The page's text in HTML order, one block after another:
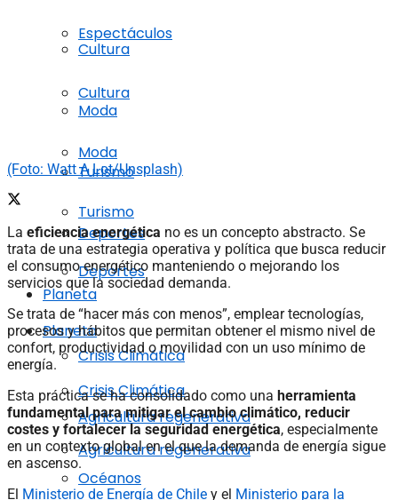
Cultura
Moda
Turismo
Deportes
Planeta
Crisis Climática
Agricultura regenerativa
Océanos
Espectáculos
Cultura
Moda
Turismo
Deportes
Planeta
Crisis Climática
Agricultura regenerativa
(Foto: Watt A Lot/Unsplash)
La eficiencia energética no es un concepto abstracto. Se
trata de una estrategia operativa y política que busca reducir
el consumo energético manteniendo o mejorando los
servicios que la sociedad demanda.
Se trata de “hacer más con menos”, emplear tecnologías,
procesos y hábitos que permitan obtener el mismo nivel de
confort, productividad o movilidad con un uso mínimo de
energía.
Esta práctica se ha consolidado como una herramienta
fundamental para mitigar el cambio climático, reducir
costes y fortalecer la seguridad energética, especialmente
en un contexto global en el que la demanda de energía sigue
en ascenso.
El Ministerio de Energía de Chile y el Ministerio para la